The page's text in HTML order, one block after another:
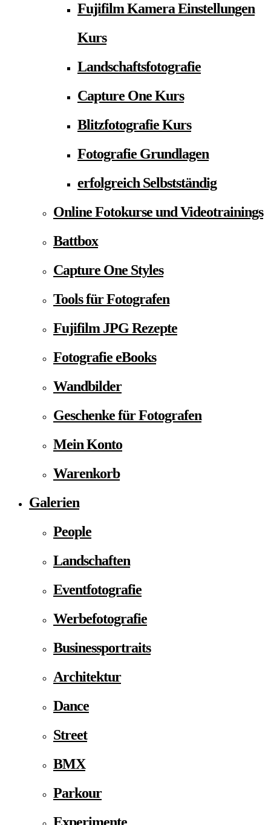
Fujifilm Kamera Einstellungen
Kurs
Landschaftsfotografie
Capture One Kurs
Blitzfotografie Kurs
Fotografie Grundlagen
erfolgreich Selbstständig
Online Fotokurse und Videotrainings
Battbox
Capture One Styles
Tools für Fotografen
Fujifilm JPG Rezepte
Fotografie eBooks
Wandbilder
Geschenke für Fotografen
Mein Konto
Warenkorb
Galerien
People
Landschaften
Eventfotografie
Werbefotografie
Businessportraits
Architektur
Dance
Street
BMX
Parkour